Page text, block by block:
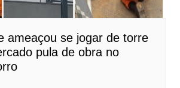
ameaçou se jogar de torre
pula de obra no